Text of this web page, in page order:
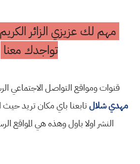
مهم لك عزيزي الزائر
تواجدك معنا
قنوات ومواقع التواصل الاجتماعي
مهدي شلالتابعنا باي مكان تريد حيث
النشر اولا باول وهذه هي المواقع